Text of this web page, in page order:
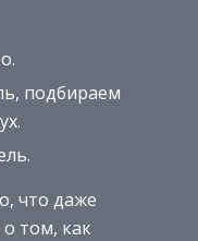
подбираем
что даже
том, как